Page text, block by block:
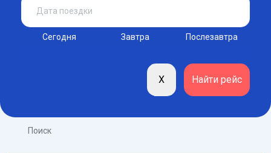
Сегодня Завтра Послезавтра
Поиск